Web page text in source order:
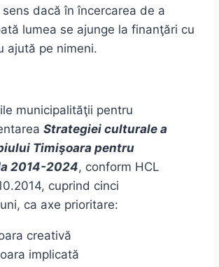
dacă în încercarea de a
lumea se ajunge la finanţări cu
ajută pe nimeni.
municipalităţii pentru
Strategiei culturale a
Timişoara pentru
2014-2024, conform HCL
cuprind cinci
ca axe prioritare:
creativă
implicată